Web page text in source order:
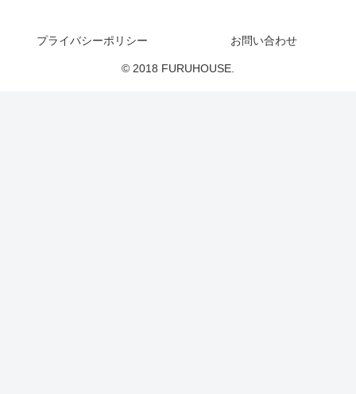
プライバシーポリシー お問い合わせ
© 2018 FURUHOUSE.